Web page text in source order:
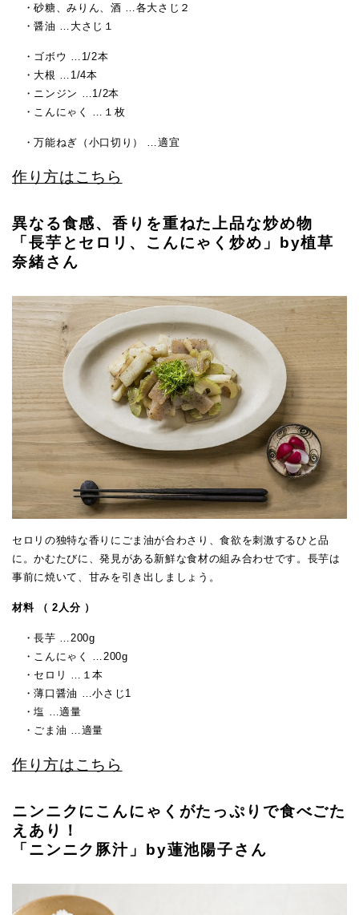
・砂糖、みりん、酒 …各大さじ２
・醤油 …大さじ１
・ゴボウ …1/2本
・大根 …1/4本
・ニンジン …1/2本
・こんにゃく …１枚
・万能ねぎ（小口切り） …適宜
作り方はこちら
異なる食感、香りを重ねた上品な炒め物
「長芋とセロリ、こんにゃく炒め」by植草
奈緒さん
セロリの独特な香りにごま油が合わさり、食欲を刺激するひと品
に。かむたびに、発見がある新鮮な食材の組み合わせです。長芋は
事前に焼いて、甘みを引き出しましょう。
材料 （ 2人分 ）
・長芋 …200g
・こんにゃく …200g
・セロリ …１本
・薄口醤油 …小さじ1
・塩 …適量
・ごま油 …適量
作り方はこちら
ニンニクにこんにゃくがたっぷりで食べごた
えあり！
「ニンニク豚汁」by蓮池陽子さん